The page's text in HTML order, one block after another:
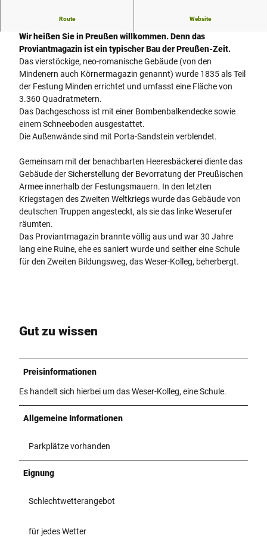
Route Website
Ehemaliges Proviantmagazin
Wir heißen Sie in Preußen willkommen. Denn das
Proviantmagazin ist ein typischer Bau der Preußen-Zeit.
Das vierstöckige, neo-romanische Gebäude (von den
Mindenern auch Körnermagazin genannt) wurde 1835 als Teil
der Festung Minden errichtet und umfasst eine Fläche von
3.360 Quadratmetern.
Das Dachgeschoss ist mit einer Bombenbalkendecke sowie
einem Schneeboden ausgestattet.
Die Außenwände sind mit Porta-Sandstein verblendet.
Gemeinsam mit der benachbarten Heeresbäckerei diente das
Gebäude der Sicherstellung der Bevorratung der Preußischen
Armee innerhalb der Festungsmauern. In den letzten
Kriegstagen des Zweiten Weltkriegs wurde das Gebäude von
deutschen Truppen angesteckt, als sie das linke Weserufer
räumten.
Das Proviantmagazin brannte völlig aus und war 30 Jahre
lang eine Ruine, ehe es saniert wurde und seither eine Schule
für den Zweiten Bildungsweg, das Weser-Kolleg, beherbergt.
Gut zu wissen
Preisinformationen
Es handelt sich hierbei um das Weser-Kolleg, eine Schule.
Allgemeine Informationen
Parkplätze vorhanden
Eignung
Schlechtwetterangebot
für jedes Wetter